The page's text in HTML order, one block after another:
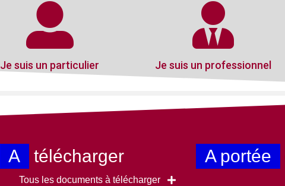
Je suis un particulier Je suis un professionnel
A télécharger
Tous les documents à télécharger
A portée